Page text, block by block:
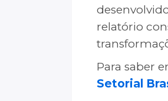
relatório
Para saber
Setorial